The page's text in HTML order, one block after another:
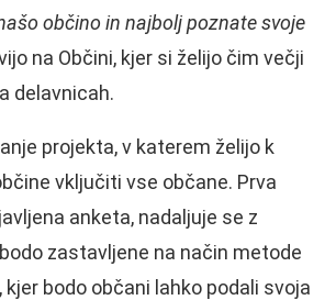
občino in najbolj poznate svoje
na Občini, kjer si želijo čim večji
delavnicah.
projekta, v katerem želijo k
vključiti vse občane. Prva
anketa, nadaljuje se z
zastavljene na način metode
kjer bodo občani lahko podali svoja